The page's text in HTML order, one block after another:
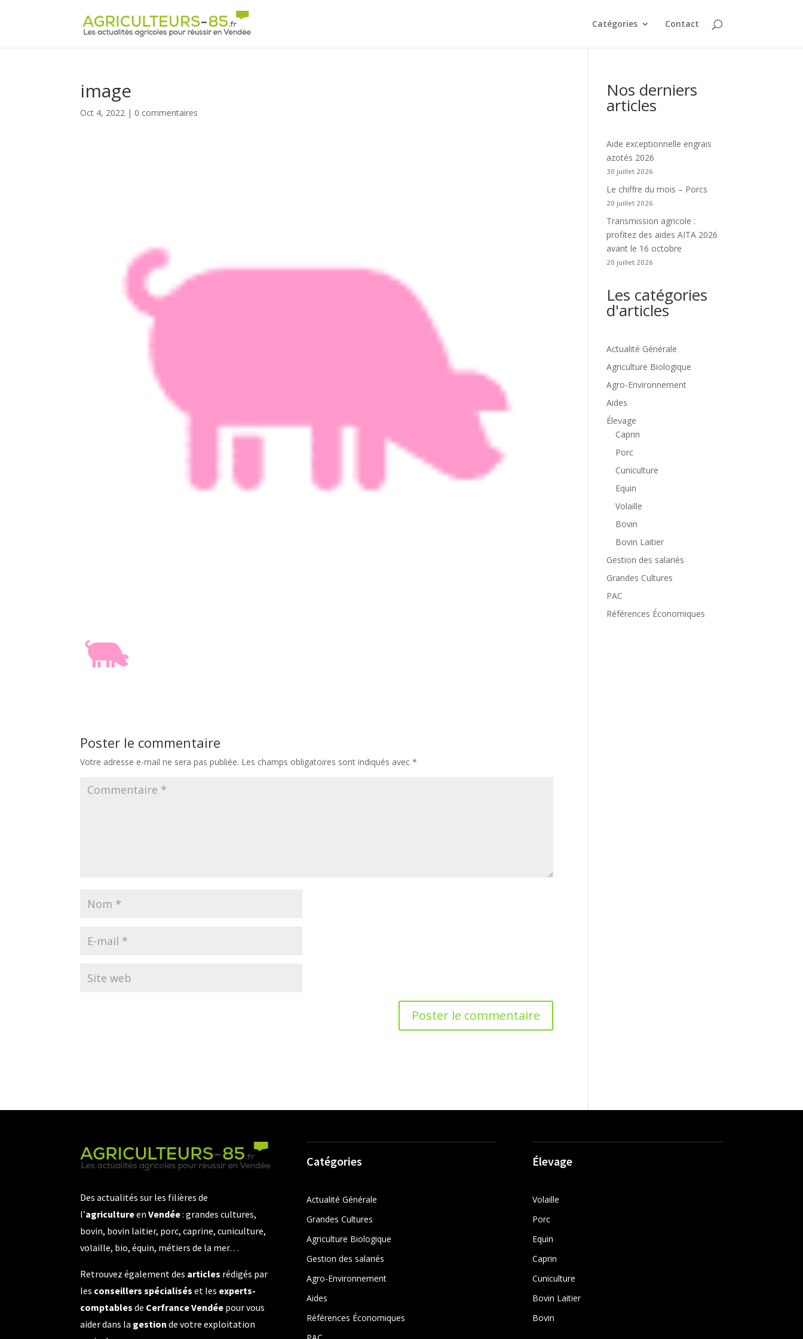
Catégories Contact
image
Oct 4, 2022 | 0 commentaires
Poster le commentaire
Votre adresse e-mail ne sera pas publiée. Les champs obligatoires sont indiqués avec*
Nos derniers
articles
Aide exceptionnelle engrais
azotés 2026
30 juillet 2026
Le chiffre du mois – Porcs
20 juillet 2026
Transmission agricole :
profitez des aides AITA 2026
avant le 16 octobre
20 juillet 2026
Les catégories
d'articles
Actualité Générale
Agriculture Biologique
Agro-Environnement
Aides
Élevage
Caprin
Porc
Cuniculture
Equin
Volaille
Bovin
Bovin Laitier
Gestion des salariés
Grandes Cultures
PAC
Références Économiques
Des actualités sur les filières de
l’agricultureenVendée: grandes cultures,
bovin, bovin laitier, porc, caprine, cuniculture,
volaille, bio, équin, métiers de la mer…
Retrouvez également des articles rédigés par
les conseillers spécialisés et les experts-
comptables de Cerfrance Vendée pour vous
aider dans la gestion de votre exploitation
Catégories
Actualité Générale
Grandes Cultures
Agriculture Biologique
Gestion des salariés
Agro-Environnement
Aides
Références Économiques
Élevage
Volaille
Porc
Equin
Caprin
Cuniculture
Bovin Laitier
Bovin